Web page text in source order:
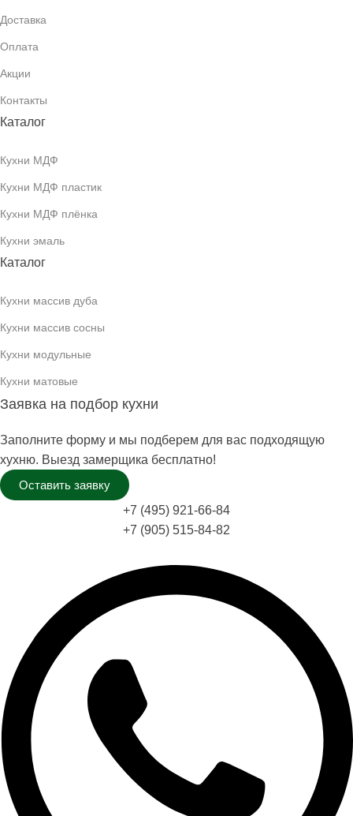
Доставка
Оплата
Акции
Контакты
Каталог
Кухни МДФ
Кухни МДФ пластик
Кухни МДФ плёнка
Кухни эмаль
Каталог
Кухни массив дуба
Кухни массив сосны
Кухни модульные
Кухни матовые
Заявка на подбор кухни
Заполните форму и мы подберем для вас подходящую
хухню. Выезд замерщика бесплатно!
Оставить заявку
+7 (495) 921-66-84
+7 (905) 515-84-82